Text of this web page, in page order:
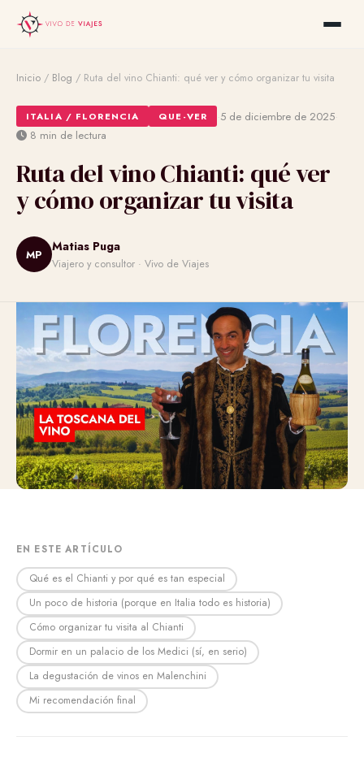
Inicio / Blog / Ruta del vino Chianti: qué ver y cómo organizar tu visita
ITALIA / FLORENCIA QUE-VER 5 de diciembre de 2025
8 min de lectura
Ruta del vino Chianti: qué ver
y cómo organizar tu visita
MP
Matias Puga
Viajero y consultor · Vivo de Viajes
EN ESTE ARTÍCULO
Qué es el Chianti y por qué es tan especial
Un poco de historia (porque en Italia todo es historia)
Cómo organizar tu visita al Chianti
Dormir en un palacio de los Medici (sí, en serio)
La degustación de vinos en Malenchini
Mi recomendación final